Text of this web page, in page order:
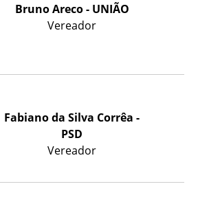
Bruno Areco - UNIÃO
Vereador
Fabiano da Silva Corrêa -
PSD
Vereador